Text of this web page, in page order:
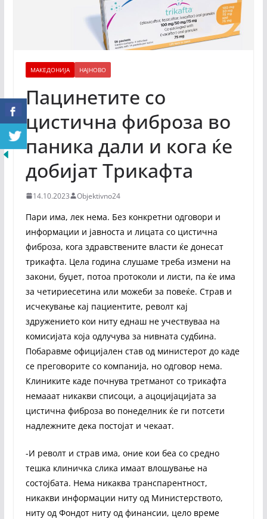
МАКЕДОНИЈА НАЈНОВО
Пацинетите со
цистична фиброза во
паника дали и кога ќе
добијат Трикафта
14.10.2023 Objektivno24
Пари има, лек нема. Без конкретни одговори и
информации и јавноста и лицата со цистична
фиброза, кога здравствените власти ќе донесат
трикафта. Цела година слушаме треба измени на
закони, буџет, потоа протоколи и листи, па ќе има
за четириесетина или можеби за повеќе. Страв и
исчекување кај пациентите, револт кај
здружението кои ниту еднаш не учествуваа на
комисијата која одлучува за нивната судбина.
Побаравме официјален став од министерот до каде
се преговорите со компанија, но одговор нема.
Клиниките каде почнува третманот со трикафта
немааат никакви списоци, а ацоцијацијата за
цистична фиброза во понеделник ќе ги потсети
надлежните дека постојат и чекаат.
-И револт и страв има, оние кои беа со средно
тешка клиничка слика имаат влошување на
состојбата. Нема никаква транспарентност,
никакви информации ниту од Министерството,
ниту од Фондот ниту од финансии, цело време